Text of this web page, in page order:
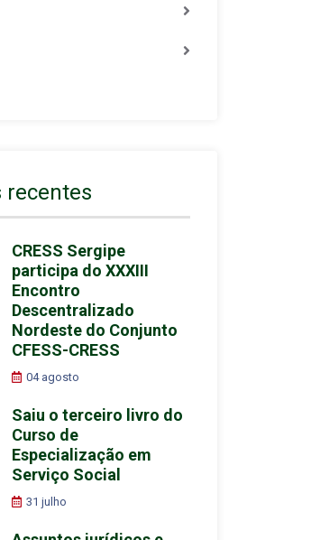
recentes
CRESS Sergipe
participa do XXXIII
Encontro
Descentralizado
Nordeste do Conjunto
CFESS-CRESS
04 agosto
Saiu o terceiro livro do
Curso de
Especialização em
Serviço Social
31 julho